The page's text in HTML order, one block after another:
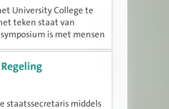
University College te
teken staat van
is met mensen
je de motivatie van...
staatssecretaris middels